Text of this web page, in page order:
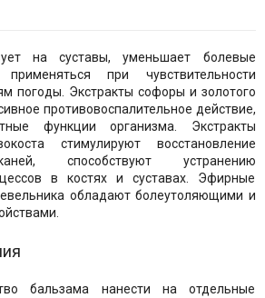
на суставы, уменьшает болевые
при чувствительности
погоды. Экстракты софоры и золотого
противовоспалительное действие,
функции организма. Экстракты
стимулируют восстановление
способствуют устранению
в костях и суставах. Эфирные
обладают болеутоляющими и
бальзама нанести на отдельные